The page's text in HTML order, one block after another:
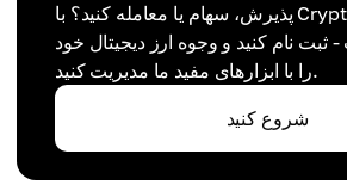
پذیرش، سهام یا معامله کنید؟ با Cryptomus همه چیز
ثبت نام کنید و وجوه ارز دیجیتال خود
را با ابزارهای مفید ما مدیریت کنید.
شروع کنید